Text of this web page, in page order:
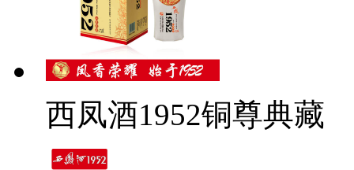
西凤酒1952铜尊典藏